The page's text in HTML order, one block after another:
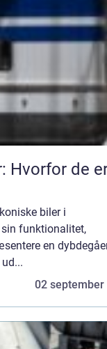
Hvorfor de
biler i
funktionalitet,
en
02 september